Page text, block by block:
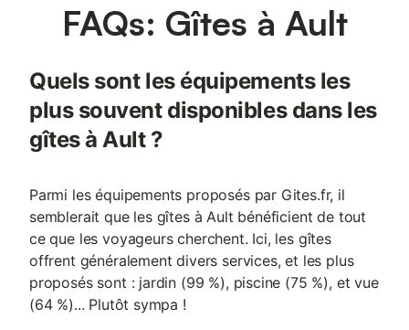
FAQs: Gîtes à Ault
Quels sont les équipements les
plus souvent disponibles dans les
gîtes à Ault ?
Parmi les équipements proposés par Gites.fr, il
semblerait que les gîtes à Ault bénéficient de tout
ce que les voyageurs cherchent. Ici, les gîtes
offrent généralement divers services, et les plus
proposés sont : jardin (99 %), piscine (75 %), et vue
(64 %)... Plutôt sympa !